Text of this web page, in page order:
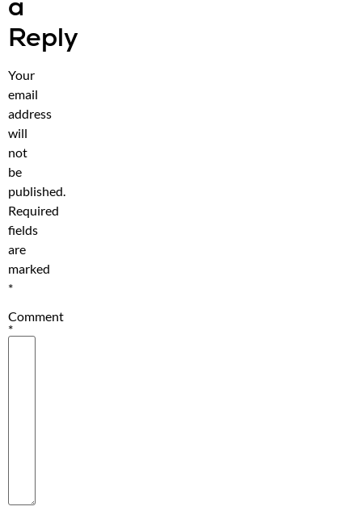
Reply
Your
email
address
will
not
be
published.
Required
fields
are
marked
*
Comment
*